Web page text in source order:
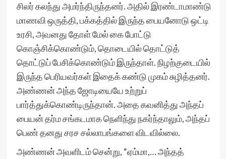
சிலர் கலந்து அமர்ந்திருந்தனர். அதில் இரண்டாமாண்டு
மாணவி ஒருத்தி, பக்கத்தில் இருந்த பையனோடு ஒட்டி
உரசி, அவனது தோள் மேல் கை போட்டு
கொஞ்சிக்கொண்டும், தொடையில் தொட்டுத்
தொட்டுப் பேசிக்கொண்டும் இருந்தாள். நிழற்குடையில்
இருந்த பெரியவர்கள் இதைக் கண்டு முகம் சுழித்தனர்.
அண்ணன் அந்த ஜோடியையே உற்றுப்
பார்த்துக்கொண்டிருந்தான். அதை கவனித்து அந்தப்
பையன் தர்ம சங்கடமாக நெளிந்து நகர்ந்தாலும், அந்தப்
பெண் தனது சரச சல்லாபங்களை விடவில்லை.
அண்ணன் அவளிடம் சென்று, “ஏம்மா,… அந்தத்